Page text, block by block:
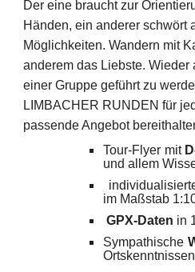
Der eine braucht zur
Händen, ein anderer schwört
Möglichkeiten. Wandern mit
anderem das Liebste.
einer Gruppe geführt zu
LIMBACHER RUNDEN für
passende Angebot
Tour-Flyer mit
und allem
im Maßstab
GPX-Daten in
Sympathische
Ortskenntnissen